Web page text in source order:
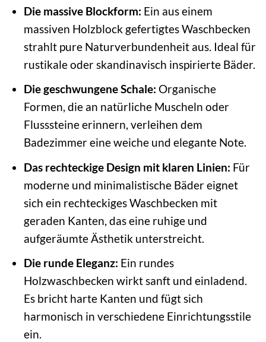
Die massive Blockform: Ein aus einem
massiven Holzblock gefertigtes Waschbecken
strahlt pure Naturverbundenheit aus. Ideal für
rustikale oder skandinavisch inspirierte Bäder.
Die geschwungene Schale: Organische
Formen, die an natürliche Muscheln oder
Flusssteine erinnern, verleihen dem
Badezimmer eine weiche und elegante Note.
Das rechteckige Design mit klaren Linien: Für
moderne und minimalistische Bäder eignet
sich ein rechteckiges Waschbecken mit
geraden Kanten, das eine ruhige und
aufgeräumte Ästhetik unterstreicht.
Die runde Eleganz: Ein rundes
Holzwaschbecken wirkt sanft und einladend.
Es bricht harte Kanten und fügt sich
harmonisch in verschiedene Einrichtungsstile
ein.